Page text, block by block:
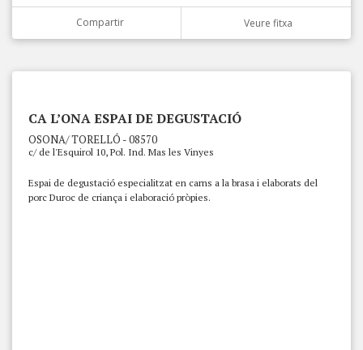
Compartir Veure fitxa
CA L’ONA ESPAI DE DEGUSTACIÓ
OSONA/ TORELLÓ - 08570
c/ de l'Esquirol 10, Pol. Ind. Mas les Vinyes
Espai de degustació especialitzat en carns a la brasa i elaborats del
porc Duroc de criança i elaboració pròpies.